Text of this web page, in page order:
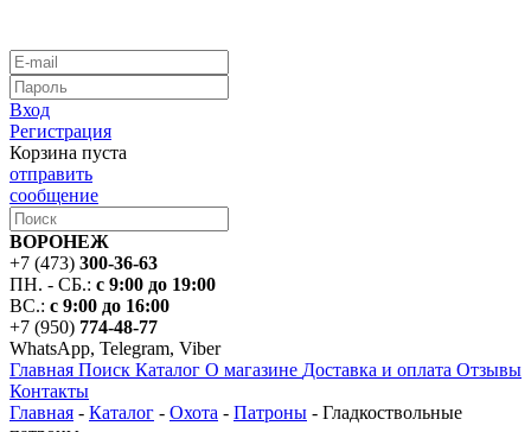
Вход
Регистрация
Корзина пуста
отправить
сообщение
ВОРОНЕЖ
+7 (473) 300-36-63
ПН. - СБ.: с 9:00 до 19:00
ВС.: с 9:00 до 16:00
+7 (950) 774-48-77
WhatsApp, Telegram, Viber
Главная Поиск Каталог О магазине Доставка и оплата Отзывы
Контакты
Главная - Каталог - Охота - Патроны - Гладкоствольные